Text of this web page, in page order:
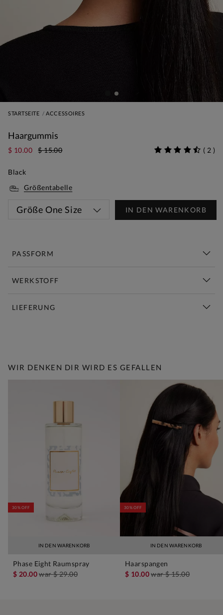
STARTSEITE ACCESSOIRES
Haargummis
$ 10.00 $ 15.00 ( 2 )
Black
Größentabelle
Größe One Size IN DEN WARENKORB
PASSFORM
WERKSTOFF
LIEFERUNG
WIR DENKEN DIR WIRD ES GEFALLEN
IN DEN WARENKORB
30% OFF
Phase Eight Raumspray
$ 20.00war$ 29.00
IN DEN WARENKORB
30% OFF
Haarspangen
$ 10.00war$ 15.00